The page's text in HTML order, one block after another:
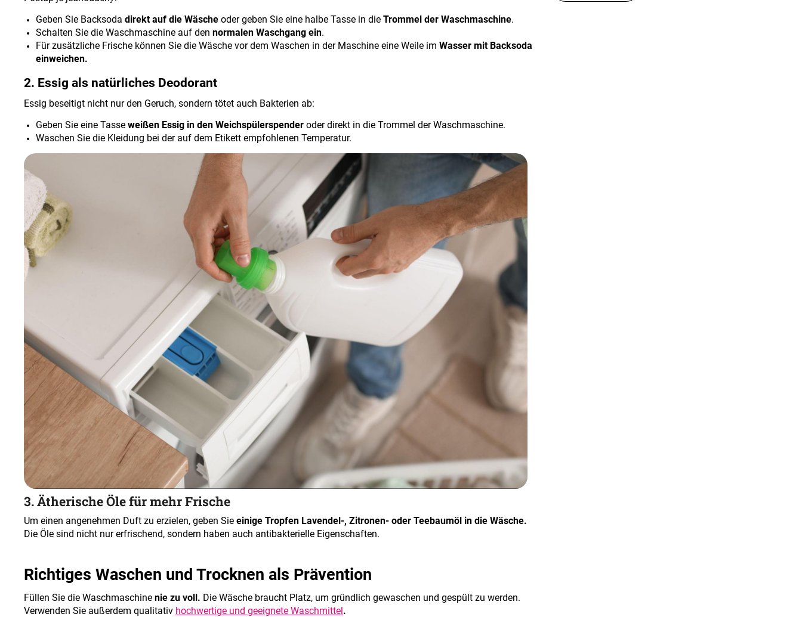
Geben Sie Backsoda direkt auf die Wäsche oder geben Sie eine halbe Tasse in die Trommel der Waschmaschine.
Schalten Sie die Waschmaschine auf den normalen Waschgang ein.
Für zusätzliche Frische können Sie die Wäsche vor dem Waschen in der Maschine eine Weile im Wasser mit Backsoda
einweichen.
2. Essig als natürliches Deodorant
Essig beseitigt nicht nur den Geruch, sondern tötet auch Bakterien ab:
Geben Sie eine Tasse weißen Essig in den Weichspülerspender oder direkt in die Trommel der Waschmaschine.
Waschen Sie die Kleidung bei der auf dem Etikett empfohlenen Temperatur.
3. Ätherische Öle für mehr Frische
Um einen angenehmen Duft zu erzielen, geben Sie einige Tropfen Lavendel-, Zitronen- oder Teebaumöl in die Wäsche.
Die Öle sind nicht nur erfrischend, sondern haben auch antibakterielle Eigenschaften.
Richtiges Waschen und Trocknen als Prävention
Füllen Sie die Waschmaschine nie zu voll. Die Wäsche braucht Platz, um gründlich gewaschen und gespült zu werden.
Verwenden Sie außerdem qualitativ hochwertige und geeignete Waschmittel.